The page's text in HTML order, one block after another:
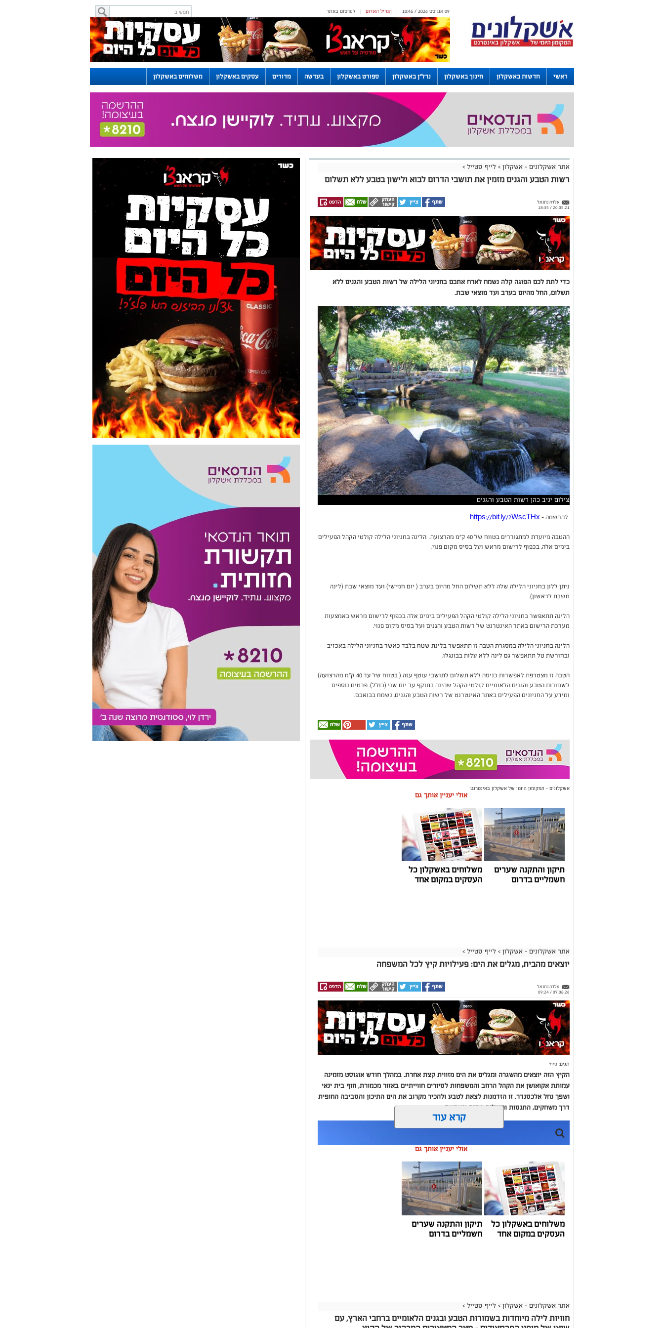
לפרסום באתר | המייל האדום | 09 אוגוסט 2026 / 10:46
ראשי חדשות באשקלון חינוך באשקלון נדל"ן באשקלון ספורט באשקלון בעדשה מדורים עסקים באשקלון משלוחים באשקלון
דרושים באשקלון לוחות
אתר אשקלונים - אשקלון > לייף סטייל >
רשות הטבע והגנים מזמין את תושבי הדרום לבוא ולישון בטבע ללא תשלום
אלדה נתנאל
20.05.21 / 18:35
כדי לתת לכם הפוגה קלה נשמח לארח אתכם בחניוני הלילה של רשות הטבע והגנים ללא
תשלום, החל מהיום בערב ועד מוצאי שבת.
צילום יניב כהן רשות הטבע והגנים
להרשמה - https://bit.ly/2WscTHx
ההטבה מיועדת למתגוררים בטווח של 40 ק"מ מהרצועה. הלינה בחניוני הלילה קולטי הקהל הפעילים
בימים אלה, בכפוף לרישום מראש ועל בסיס מקום פנוי.
ניתן ללון בחניוני הלילה שלה ללא תשלום החל מהיום בערב ( יום חמישי) ועד מוצאי שבת (לינה
משבת לראשון).
הלינה תתאפשר בחניוני הלילה קולטי הקהל הפעילים בימים אלה בכפוף לרישום מראש באמצעות
מערכת הרישום באתר האינטרנט של רשות הטבע והגנים ועל בסיס מקום פנוי.
הלינה בחניוני הלילה במסגרת הטבה זו תתאפשר בלינת שטח בלבד כאשר בחניוני הלילה באכזיב
ובחורשת טל תתאפשר גם לינה ללא עלות בבונגלו.
הטבה זו מצטרפת לאפשרות כניסה ללא תשלום לתושבי עוטף עזה ( בטווח של עד 40 ק"מ מהרצועה)
לשמורות הטבע והגנים הלאומיים קולטי הקהל שהינה בתוקף עד יום שני (כולל). פרטים נוספים
ומידע על החניונים הפעילים באתר האינטרנט של רשות הטבע והגנים. נשמח בבואכם.
אשקלונים - המקומון היומי של אשקלון באינטרנט
אולי יעניין אותך גם
תיקון והתקנה שערים
חשמליים בדרום
משלוחים באשקלון כל
העסקים במקום אחד
אתר אשקלונים - אשקלון > לייף סטייל >
יוצאים מהבית, מגלים את הים: פעילויות קיץ לכל המשפחה
אלדה נתנאל
07.08.26 / 09:24
תגים: טיול
הקיץ הזה יוצאים מהשגרה ומגלים את הים מזווית קצת אחרת. במהלך חודש אוגוסט מזמינה
עמותת אקואושן את הקהל הרחב והמשפחות לסיורים חווייתיים באזור מכמורת, חוף בית ינאי
ושפך נחל אלכסנדר. זו הזדמנות לצאת לטבע ולהכיר מקרוב את הים התיכון והסביבה החופית
דרך משחקים, התנסות ופעילות מהנה ומגבשת.
סיורי משפחות- צילום מיקה וולוב, אקואושן
קרא עוד
אולי יעניין אותך גם
משלוחים באשקלון כל
העסקים במקום אחד
תיקון והתקנה שערים
חשמליים בדרום
אתר אשקלונים - אשקלון > לייף סטייל >
חוויות לילה מיוחדות בשמורות הטבע ובגנים הלאומיים ברחבי הארץ, עם